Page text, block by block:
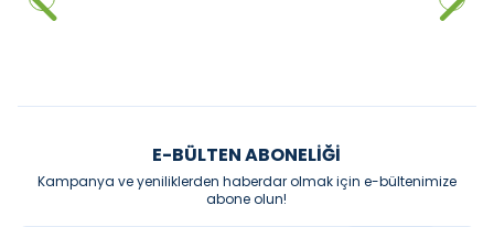
E-BÜLTEN ABONELIĞI
Kampanya ve yeniliklerden haberdar olmak için e-bültenimize
abone olun!